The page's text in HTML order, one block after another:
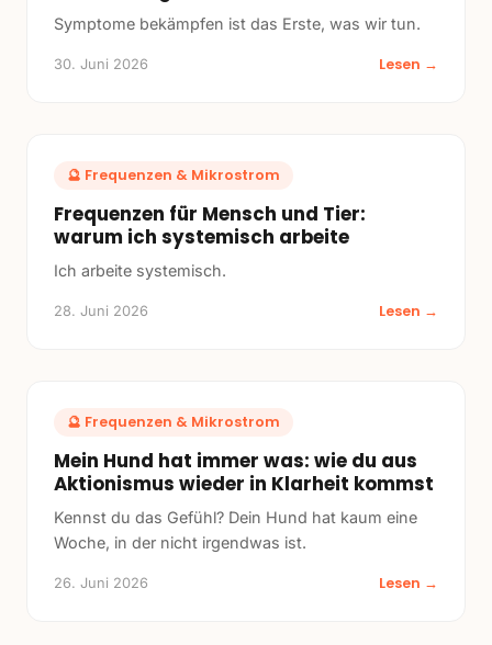
Symptome bekämpfen ist das Erste, was wir tun.
30. Juni 2026 Lesen →
🔮 Frequenzen & Mikrostrom
Frequenzen für Mensch und Tier:
warum ich systemisch arbeite
Ich arbeite systemisch.
28. Juni 2026 Lesen →
🔮 Frequenzen & Mikrostrom
Mein Hund hat immer was: wie du aus
Aktionismus wieder in Klarheit kommst
Kennst du das Gefühl? Dein Hund hat kaum eine
Woche, in der nicht irgendwas ist.
26. Juni 2026 Lesen →